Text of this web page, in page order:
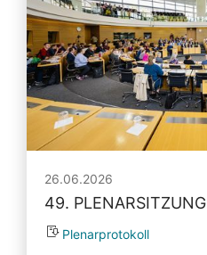
26.06.2026
49. PLENARSITZUNG
Plenarprotokoll